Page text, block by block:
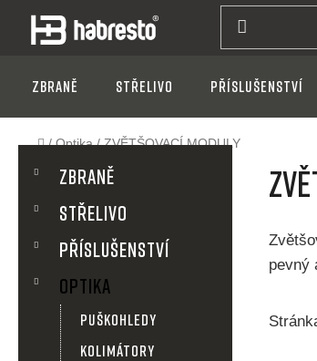
Zbraně Střelivo Příslušenství
Domů
/ Optika / ZVĚTŠOVACÍ MODULY
P
o
s
kategorieZbraně
Střelivo
Příslušenství
Optika
PUŠKOHLEDY
KOLIMÁTORY
pevný